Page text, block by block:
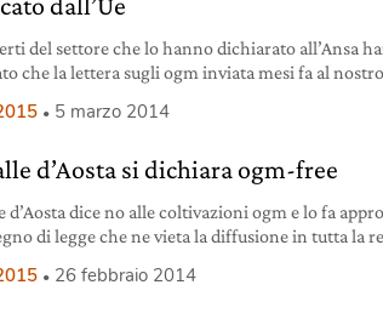
del settore che lo hanno dichiarato all’Ansa
che la lettera sugli ogm inviata mesi fa al nostro
europea, prevede una doppia autorizzazione
di Bruxelles c’è solo la revoca
5 marzo 2014
d’Aosta si dichiara ogm-free
d’Aosta dice no alle coltivazioni ogm e lo fa
di legge che ne vieta la diffusione in tutta la
convenzionali che quelle biologiche. Il
26 febbraio 2014